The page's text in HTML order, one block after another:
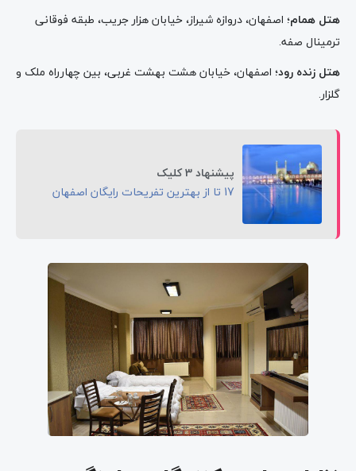
هتل همام؛ اصفهان، دروازه شیراز، خیابان هزار جریب، طبقه فوقانی
ترمینال صفه.
هتل زنده رود؛ اصفهان، خیابان هشت بهشت غربی، بین چهار‌راه ملک و
گلزار.
پیشنهاد 3 کلیک
17 تا از بهترین تفریحات رایگان اصفهان